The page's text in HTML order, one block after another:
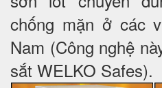
chống mặn ở các
Nam (Công nghệ
sắt WELKO Safes).